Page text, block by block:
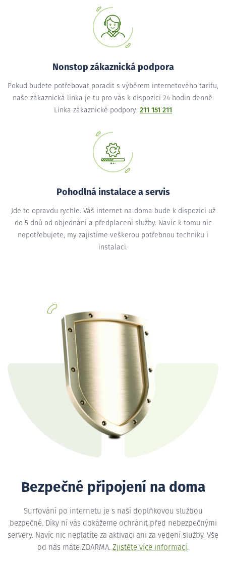
Nonstop zákaznická podpora
Pokud budete potřebovat poradit s výběrem internetového tarifu,
naše zákaznická linka je tu pro vás k dispozici 24 hodin denně.
Linka zákaznické podpory: 211 151 211
Pohodlná instalace a servis
Jde to opravdu rychle. Váš internet na doma bude k dispozici už
do 5 dnů od objednání a předplacení služby. Navíc k tomu nic
nepotřebujete, my zajistíme veškerou potřebnou techniku i
instalaci.
Bezpečné připojení na doma
Surfování po internetu je s naší doplňkovou službou
bezpečné. Díky ní vás dokážeme ochránit před nebezpečnými
servery. Navíc nic neplatíte za aktivaci ani za vedení služby. Vše
od nás máte ZDARMA. Zjistěte více informací.